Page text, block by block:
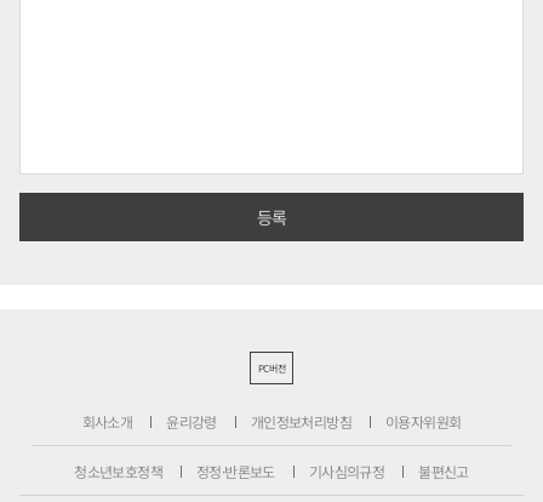
PC버전
회사소개 윤리강령 개인정보처리방침 이용자위원회
청소년보호정책 정정·반론보도 기사심의규정 불편신고